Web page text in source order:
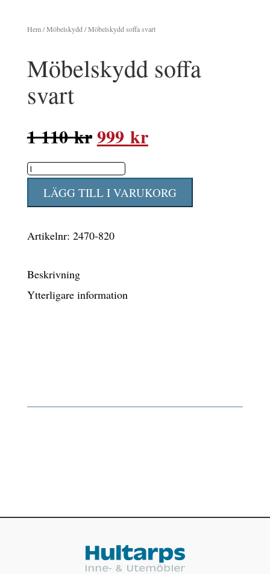
Hem/Möbelskydd / Möbelskydd soffa svart
Möbelskydd soffa
svart
1 110krDet
ursprungliga
priset
var:
110 kr.
999 krDet
priset
är:
Möbelskydd
soffa
svart
LÄGG TILL I VARUKORG
Artikelnr: 2470-820
Beskrivning
Ytterligare information